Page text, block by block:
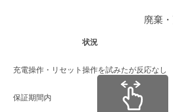
廃棄
状況
充電操作・リセット操作を試みたが反応なし
保証期間内